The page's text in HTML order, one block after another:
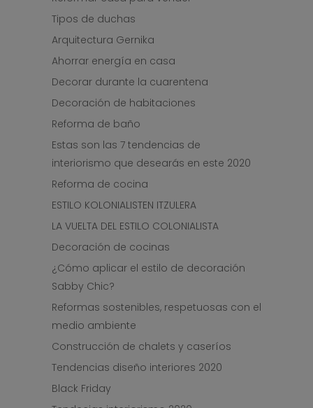
Tipos de duchas
Arquitectura Gernika
Ahorrar energía en casa
Decorar durante la cuarentena
Decoración de habitaciones
Reforma de baño
Estas son las 7 tendencias de
interiorismo que desearás en este 2020
Reforma de cocina
ESTILO KOLONIALISTEN ITZULERA
LA VUELTA DEL ESTILO COLONIALISTA
Decoración de cocinas
¿Cómo aplicar el estilo de decoración
Sabby Chic?
Reformas sostenibles, respetuosas con el
medio ambiente
Construcción de chalets y caseríos
Tendencias diseño interiores 2020
Black Friday